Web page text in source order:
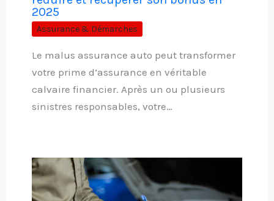
2025
Assurance & Démarches
Le malus assurance auto peut transformer
votre prime d’assurance en véritable
calvaire financier. Après un ou plusieurs
sinistres responsables, votre…